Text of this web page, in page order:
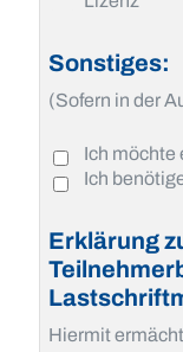
Sonstiges:
(Sofern in der
Ich möchte
Ich
Erklärung
Hiermit